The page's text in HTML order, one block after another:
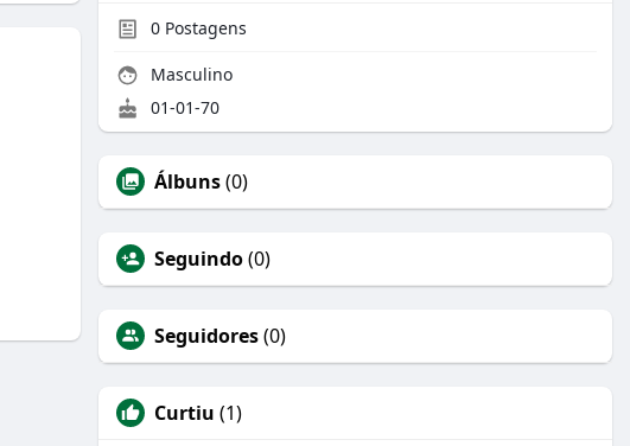
0 Postagens
Masculino
01-01-70
Álbuns(0)
Seguindo(0)
Seguidores(0)
Curtiu (1)